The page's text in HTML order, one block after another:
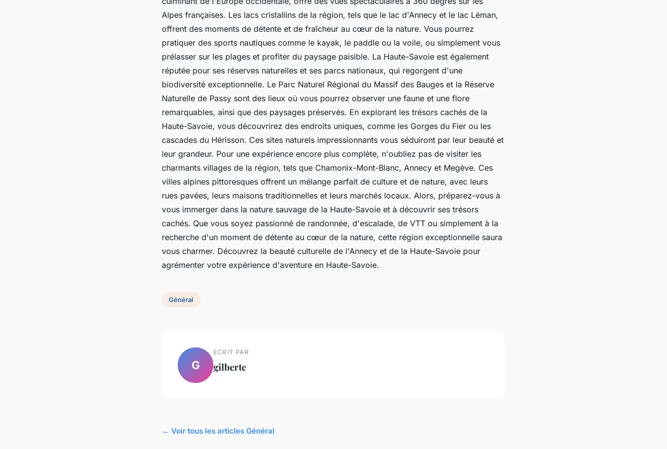
Alpes françaises. Les lacs cristallins de la région, tels que le lac d'Annecy et le lac Léman,
offrent des moments de détente et de fraîcheur au cœur de la nature. Vous pourrez
pratiquer des sports nautiques comme le kayak, le paddle ou la voile, ou simplement vous
prélasser sur les plages et profiter du paysage paisible. La Haute-Savoie est également
réputée pour ses réserves naturelles et ses parcs nationaux, qui regorgent d'une
biodiversité exceptionnelle. Le Parc Naturel Régional du Massif des Bauges et la Réserve
Naturelle de Passy sont des lieux où vous pourrez observer une faune et une flore
remarquables, ainsi que des paysages préservés. En explorant les trésors cachés de la
Haute-Savoie, vous découvrirez des endroits uniques, comme les Gorges du Fier ou les
cascades du Hérisson. Ces sites naturels impressionnants vous séduiront par leur beauté et
leur grandeur. Pour une expérience encore plus complète, n'oubliez pas de visiter les
charmants villages de la région, tels que Chamonix-Mont-Blanc, Annecy et Megève. Ces
villes alpines pittoresques offrent un mélange parfait de culture et de nature, avec leurs
rues pavées, leurs maisons traditionnelles et leurs marchés locaux. Alors, préparez-vous à
vous immerger dans la nature sauvage de la Haute-Savoie et à découvrir ses trésors
cachés. Que vous soyez passionné de randonnée, d'escalade, de VTT ou simplement à la
recherche d'un moment de détente au cœur de la nature, cette région exceptionnelle saura
vous charmer. Découvrez la beauté culturelle de l'Annecy et de la Haute-Savoie pour
agrémenter votre expérience d'aventure en Haute-Savoie.
Général
G
ECRIT PAR
gilberte
← Voir tous les articles Général